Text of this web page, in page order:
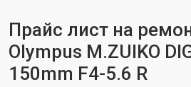
Прайс лист на
Olympus M.ZUIKO
150mm F4-5.6 R